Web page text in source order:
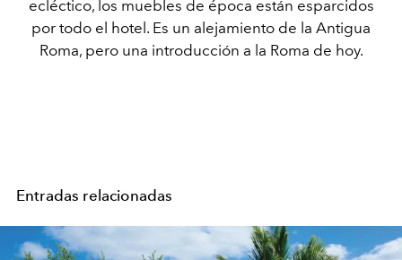
ecléctico, los muebles de época están esparcidos
por todo el hotel. Es un alejamiento de la Antigua
Roma, pero una introducción a la Roma de hoy.
Entradas relacionadas